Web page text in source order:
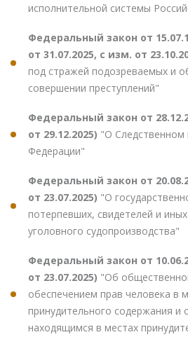
исполнительной системы
Федеральный закон от
от 31.07.2025, с изм. от
под стражей подозреваемых и
совершении преступлений"
Федеральный закон от
от 29.12.2025) "О Следственном
Федерации"
Федеральный закон от
от 23.07.2025) "О
потерпевших, свидетелей и
уголовного судопроизводства"
Федеральный закон от
от 23.07.2025) "Об
обеспечением прав человека в
принудительного содержания и
находящимся в местах